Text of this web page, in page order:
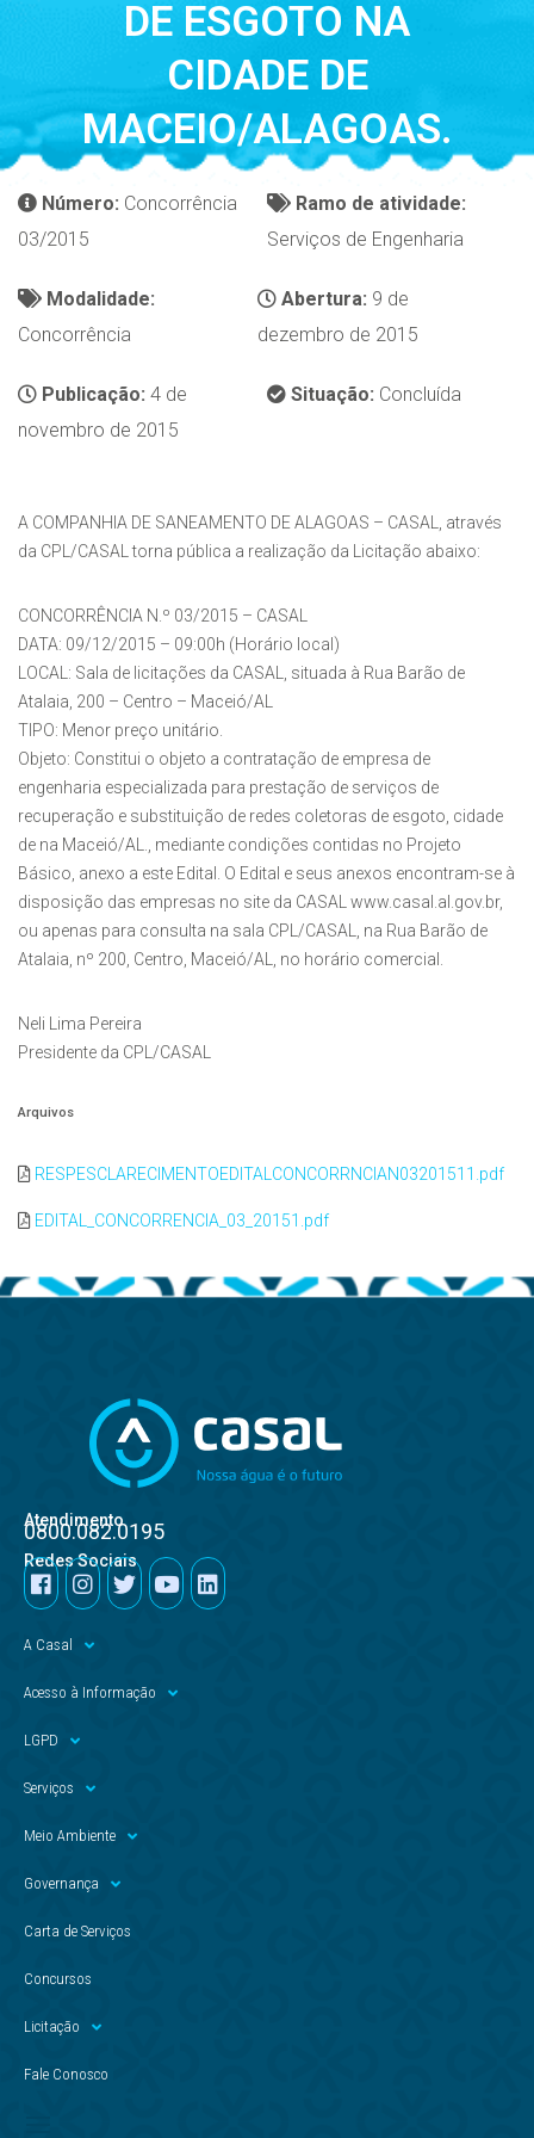
DE ESGOTO NA
CIDADE DE
MACEIO/ALAGOAS.
Número: Concorrência
03/2015
Ramo de atividade:
Serviços de Engenharia
Modalidade:
Concorrência
Abertura: 9 de
dezembro de 2015
Publicação: 4 de
novembro de 2015
Situação: Concluída
A COMPANHIA DE SANEAMENTO DE ALAGOAS – CASAL, através
da CPL/CASAL torna pública a realização da Licitação abaixo:
CONCORRÊNCIA N.º 03/2015 – CASAL
DATA: 09/12/2015 – 09:00h (Horário local)
LOCAL: Sala de licitações da CASAL, situada à Rua Barão de
Atalaia, 200 – Centro – Maceió/AL
TIPO: Menor preço unitário.
Objeto: Constitui o objeto a contratação de empresa de
engenharia especializada para prestação de serviços de
recuperação e substituição de redes coletoras de esgoto, cidade
de na Maceió/AL., mediante condições contidas no Projeto
Básico, anexo a este Edital. O Edital e seus anexos encontram-se à
disposição das empresas no site da CASAL www.casal.al.gov.br,
ou apenas para consulta na sala CPL/CASAL, na Rua Barão de
Atalaia, nº 200, Centro, Maceió/AL, no horário comercial.
Neli Lima Pereira
Presidente da CPL/CASAL
Arquivos
RESPESCLARECIMENTOEDITALCONCORRNCIAN03201511.pdf
EDITAL_CONCORRENCIA_03_20151.pdf
Atendimento
0800.082.0195
Redes Sociais
A Casal
Acesso à Informação
LGPD
Serviços
Meio Ambiente
Governança
Carta de Serviços
Concursos
Licitação
Fale Conosco